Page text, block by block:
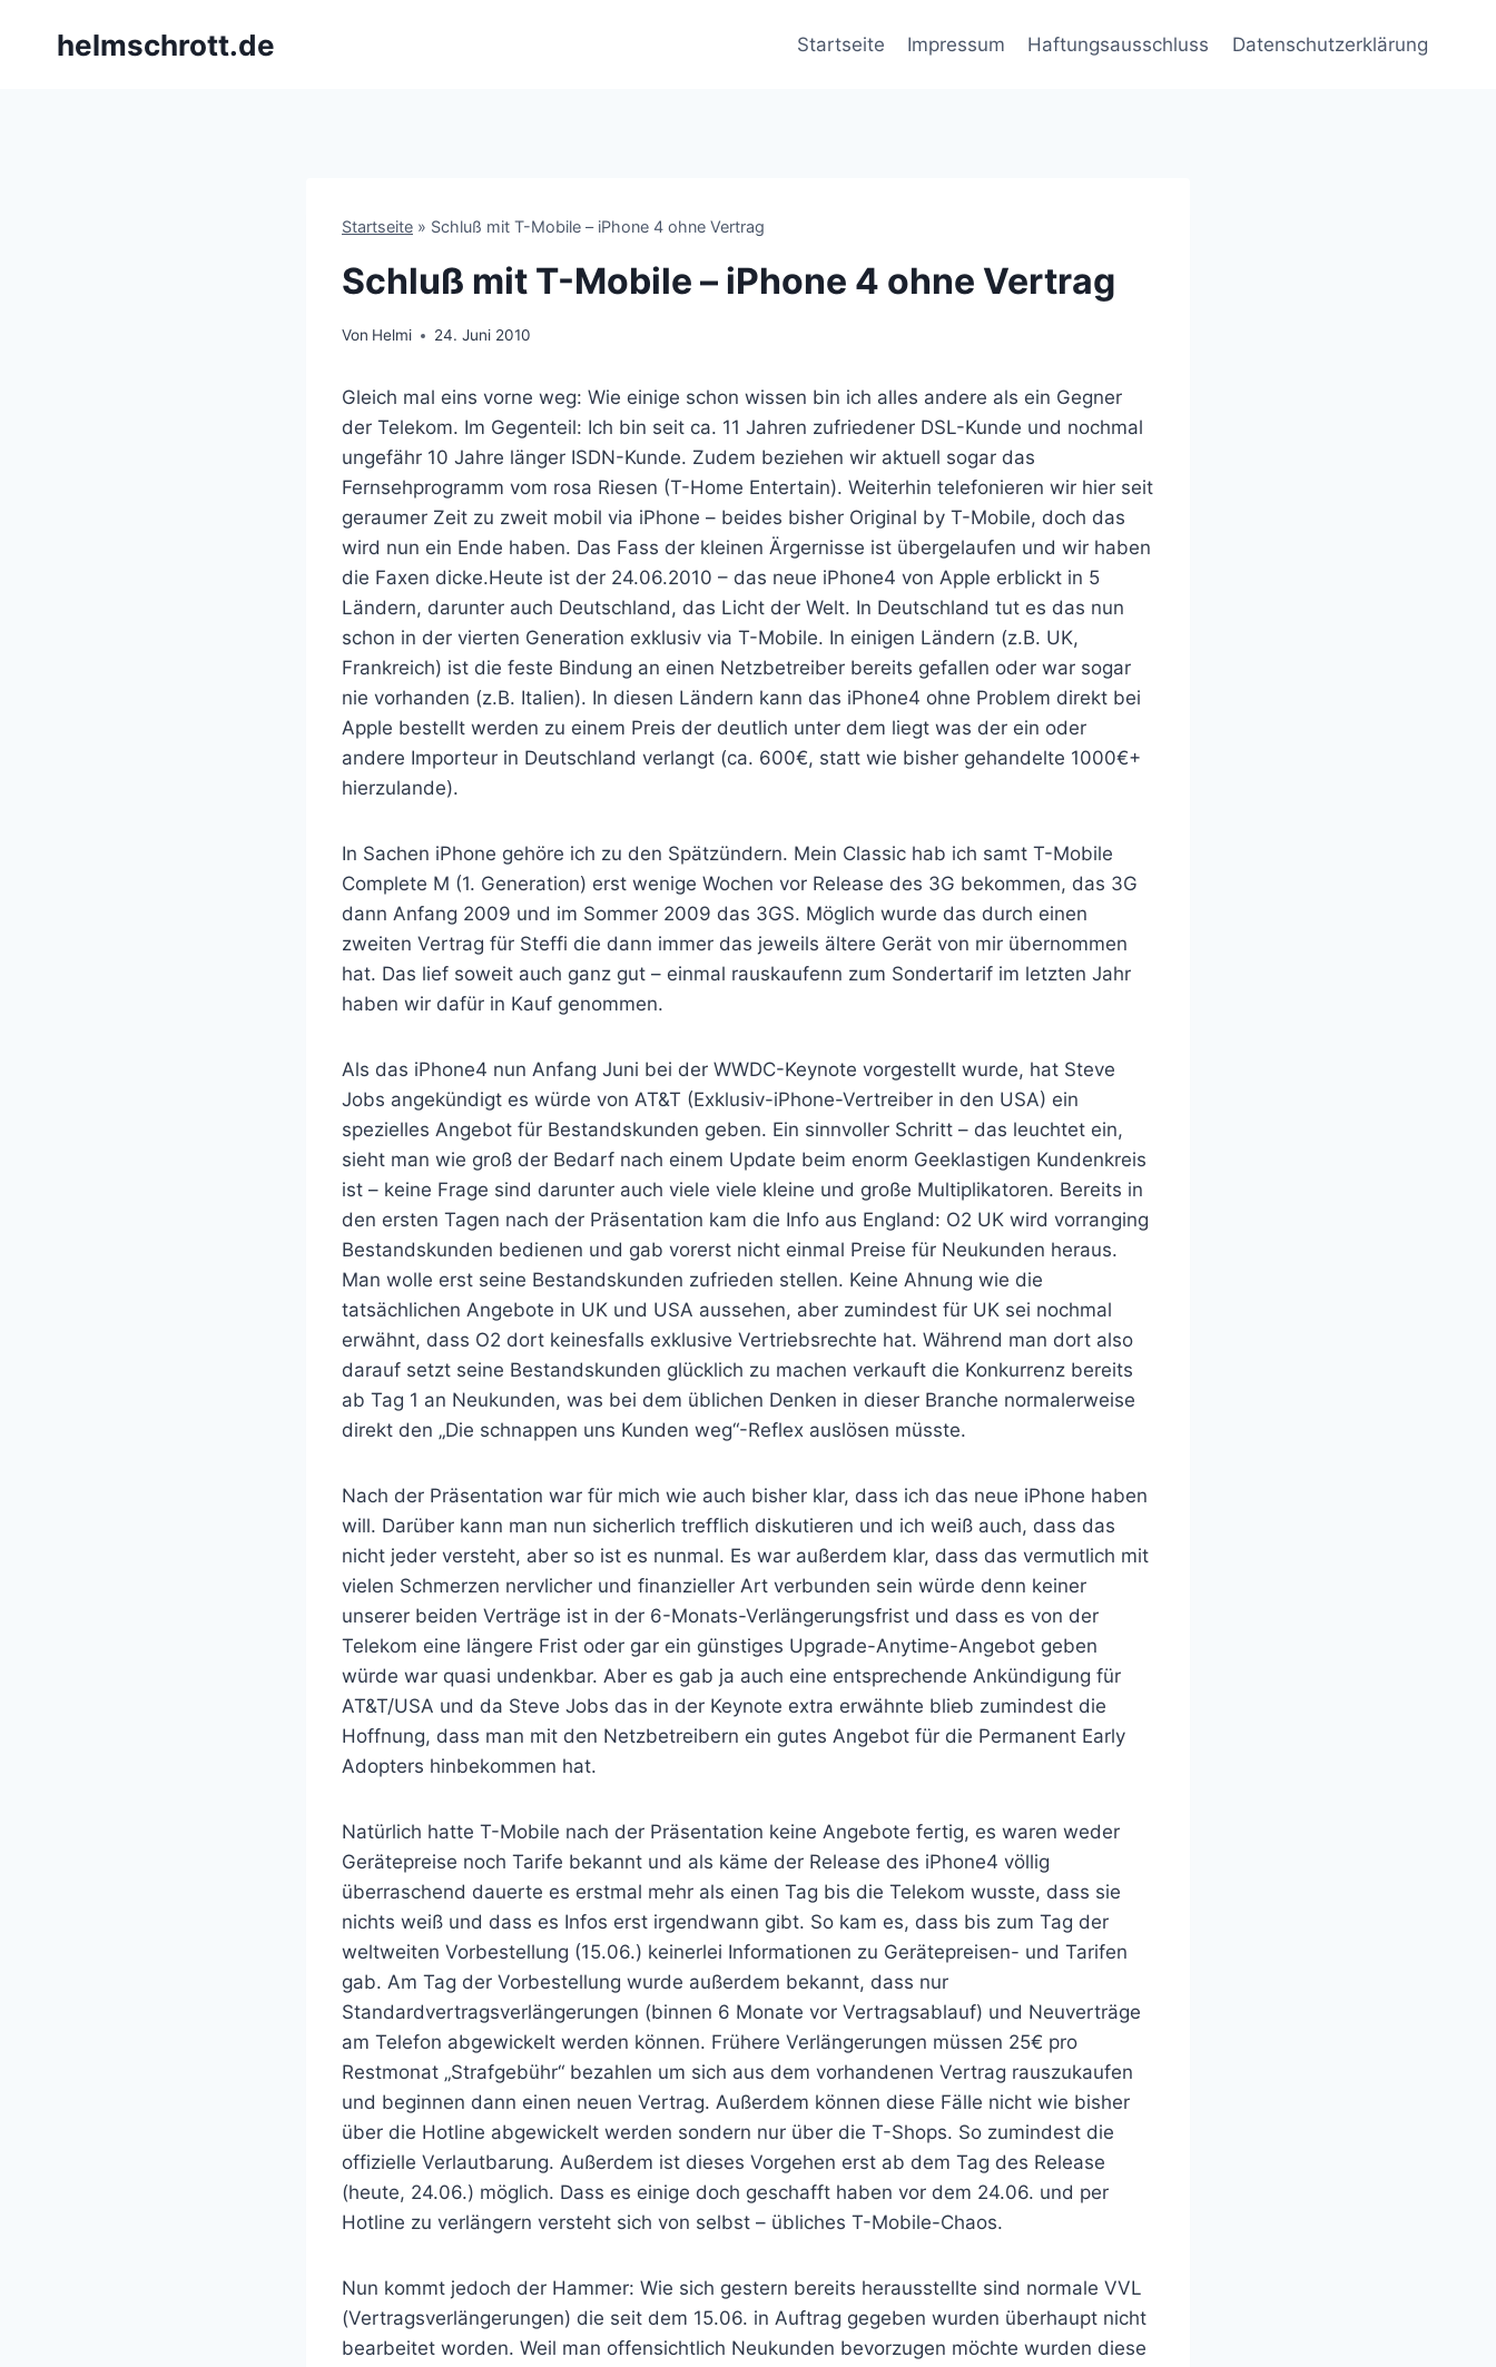
helmschrott.de Startseite Impressum Haftungsausschluss Datenschutzerklärung
Startseite » Schluß mit T-Mobile – iPhone 4 ohne Vertrag
Schluß mit T-Mobile – iPhone 4 ohne Vertrag
Von Helmi 24. Juni 2010
Gleich mal eins vorne weg: Wie einige schon wissen bin ich alles andere als ein Gegner
der Telekom. Im Gegenteil: Ich bin seit ca. 11 Jahren zufriedener DSL-Kunde und nochmal
ungefähr 10 Jahre länger ISDN-Kunde. Zudem beziehen wir aktuell sogar das
Fernsehprogramm vom rosa Riesen (T-Home Entertain). Weiterhin telefonieren wir hier seit
geraumer Zeit zu zweit mobil via iPhone – beides bisher Original by T-Mobile, doch das
wird nun ein Ende haben. Das Fass der kleinen Ärgernisse ist übergelaufen und wir haben
die Faxen dicke.Heute ist der 24.06.2010 – das neue iPhone4 von Apple erblickt in 5
Ländern, darunter auch Deutschland, das Licht der Welt. In Deutschland tut es das nun
schon in der vierten Generation exklusiv via T-Mobile. In einigen Ländern (z.B. UK,
Frankreich) ist die feste Bindung an einen Netzbetreiber bereits gefallen oder war sogar
nie vorhanden (z.B. Italien). In diesen Ländern kann das iPhone4 ohne Problem direkt bei
Apple bestellt werden zu einem Preis der deutlich unter dem liegt was der ein oder
andere Importeur in Deutschland verlangt (ca. 600€, statt wie bisher gehandelte 1000€+
hierzulande).
In Sachen iPhone gehöre ich zu den Spätzündern. Mein Classic hab ich samt T-Mobile
Complete M (1. Generation) erst wenige Wochen vor Release des 3G bekommen, das 3G
dann Anfang 2009 und im Sommer 2009 das 3GS. Möglich wurde das durch einen
zweiten Vertrag für Steffi die dann immer das jeweils ältere Gerät von mir übernommen
hat. Das lief soweit auch ganz gut – einmal rauskaufenn zum Sondertarif im letzten Jahr
haben wir dafür in Kauf genommen.
Als das iPhone4 nun Anfang Juni bei der WWDC-Keynote vorgestellt wurde, hat Steve
Jobs angekündigt es würde von AT&T (Exklusiv-iPhone-Vertreiber in den USA) ein
spezielles Angebot für Bestandskunden geben. Ein sinnvoller Schritt – das leuchtet ein,
sieht man wie groß der Bedarf nach einem Update beim enorm Geeklastigen Kundenkreis
ist – keine Frage sind darunter auch viele viele kleine und große Multiplikatoren. Bereits in
den ersten Tagen nach der Präsentation kam die Info aus England: O2 UK wird vorranging
Bestandskunden bedienen und gab vorerst nicht einmal Preise für Neukunden heraus.
Man wolle erst seine Bestandskunden zufrieden stellen. Keine Ahnung wie die
tatsächlichen Angebote in UK und USA aussehen, aber zumindest für UK sei nochmal
erwähnt, dass O2 dort keinesfalls exklusive Vertriebsrechte hat. Während man dort also
darauf setzt seine Bestandskunden glücklich zu machen verkauft die Konkurrenz bereits
ab Tag 1 an Neukunden, was bei dem üblichen Denken in dieser Branche normalerweise
direkt den „Die schnappen uns Kunden weg“-Reflex auslösen müsste.
Nach der Präsentation war für mich wie auch bisher klar, dass ich das neue iPhone haben
will. Darüber kann man nun sicherlich trefflich diskutieren und ich weiß auch, dass das
nicht jeder versteht, aber so ist es nunmal. Es war außerdem klar, dass das vermutlich mit
vielen Schmerzen nervlicher und finanzieller Art verbunden sein würde denn keiner
unserer beiden Verträge ist in der 6-Monats-Verlängerungsfrist und dass es von der
Telekom eine längere Frist oder gar ein günstiges Upgrade-Anytime-Angebot geben
würde war quasi undenkbar. Aber es gab ja auch eine entsprechende Ankündigung für
AT&T/USA und da Steve Jobs das in der Keynote extra erwähnte blieb zumindest die
Hoffnung, dass man mit den Netzbetreibern ein gutes Angebot für die Permanent Early
Adopters hinbekommen hat.
Natürlich hatte T-Mobile nach der Präsentation keine Angebote fertig, es waren weder
Gerätepreise noch Tarife bekannt und als käme der Release des iPhone4 völlig
überraschend dauerte es erstmal mehr als einen Tag bis die Telekom wusste, dass sie
nichts weiß und dass es Infos erst irgendwann gibt. So kam es, dass bis zum Tag der
weltweiten Vorbestellung (15.06.) keinerlei Informationen zu Gerätepreisen- und Tarifen
gab. Am Tag der Vorbestellung wurde außerdem bekannt, dass nur
Standardvertragsverlängerungen (binnen 6 Monate vor Vertragsablauf) und Neuverträge
am Telefon abgewickelt werden können. Frühere Verlängerungen müssen 25€ pro
Restmonat „Strafgebühr“ bezahlen um sich aus dem vorhandenen Vertrag rauszukaufen
und beginnen dann einen neuen Vertrag. Außerdem können diese Fälle nicht wie bisher
über die Hotline abgewickelt werden sondern nur über die T-Shops. So zumindest die
offizielle Verlautbarung. Außerdem ist dieses Vorgehen erst ab dem Tag des Release
(heute, 24.06.) möglich. Dass es einige doch geschafft haben vor dem 24.06. und per
Hotline zu verlängern versteht sich von selbst – übliches T-Mobile-Chaos.
Nun kommt jedoch der Hammer: Wie sich gestern bereits herausstellte sind normale VVL
(Vertragsverlängerungen) die seit dem 15.06. in Auftrag gegeben wurden überhaupt nicht
bearbeitet worden. Weil man offensichtlich Neukunden bevorzugen möchte wurden diese